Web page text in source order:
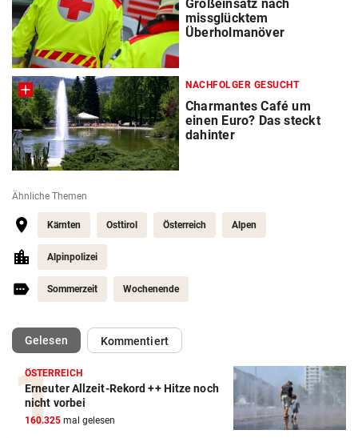
Großeinsatz nach
missglücktem
Überholmanöver
NACHFOLGER GESUCHT
Charmantes Café um
einen Euro? Das steckt
dahinter
Ähnliche Themen
Kärnten Osttirol Österreich Alpen
Alpinpolizei
Sommerzeit Wochenende
Gelesen(ausgewählt)Kommentiert
ÖSTERREICH
Erneuter Allzeit-Rekord ++ Hitze noch
nicht vorbei
160.325 mal gelesen